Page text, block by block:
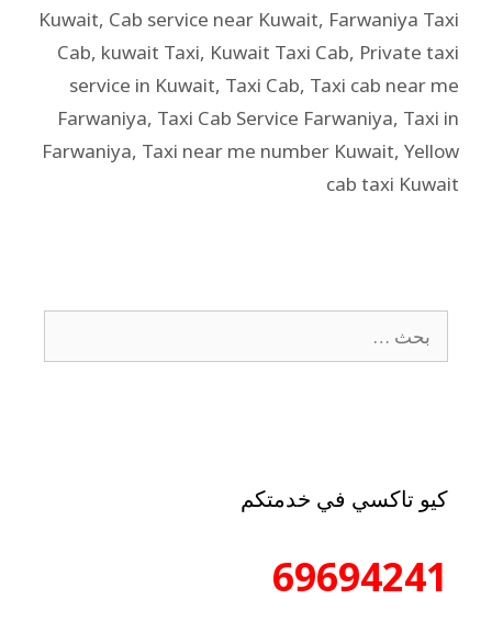
Kuwait, Cab service near Kuwait, Farwaniya Taxi
Cab, kuwait Taxi, Kuwait Taxi Cab, Private taxi
service in Kuwait, Taxi Cab, Taxi cab near me
Farwaniya, Taxi Cab Service Farwaniya, Taxi in
Farwaniya, Taxi near me number Kuwait, Yellow
cab taxi Kuwait
كيو تاكسي في خدمتكم
69694241